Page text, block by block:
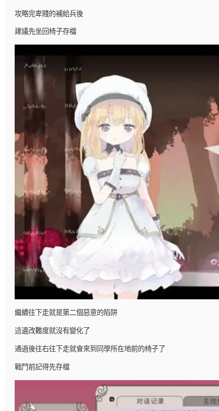
攻略完卑賤的補給兵後
建議先坐回椅子存檔
繼續往下走就是第二個惡意的陷阱
這邊改難度就沒有變化了
通過後往右往下走就會來到同學所在地前的椅子了
戰鬥前記得先存檔